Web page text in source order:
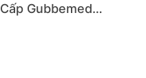
Cấp Gubbemed